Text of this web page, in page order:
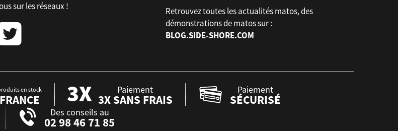
sur les réseaux !
Retrouvez toutes les actualités matos, des
démonstrations de matos sur :
BLOG.SIDE-SHORE.COM
en stock Paiement
3X SANS FRAIS
Paiement
SÉCURISÉ
Des conseils au
02 98 46 71 85